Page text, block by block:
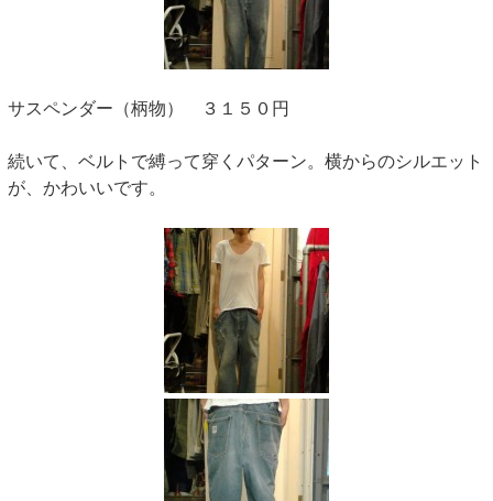
サスペンダー（柄物） ３１５０円
続いて、ベルトで縛って穿くパターン。横からのシルエット
が、かわいいです。